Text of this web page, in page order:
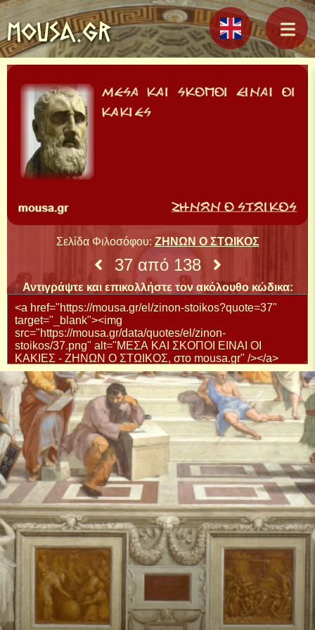
MOUSA.GR
Σελίδα Φιλοσόφου: ΖΗΝΩΝ Ο ΣΤΩΙΚΟΣ
37 από 138
Αντιγράψτε και επικολλήστε τον ακόλουθο κώδικα: